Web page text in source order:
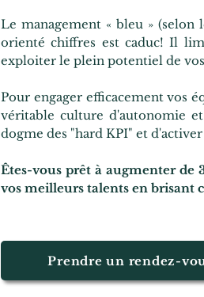
Le management « bleu »
orienté chiffres est caduc! Il
exploiter le plein potentiel de vos
Pour engager efficacement vos
véritable culture d'autonomie
dogme des "hard KPI" et d'activer
Êtes-vous prêt à augmenter de
vos meilleurs talents en brisant
Prendre un rendez-